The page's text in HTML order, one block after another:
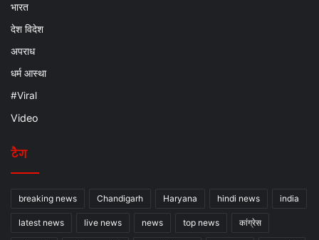
भारत
देश विदेश
अपराध
धर्म आस्था
#Viral
Video
टैग
breaking news Chandigarh Haryana hindi news india
latest news live news news top news कांग्रेस